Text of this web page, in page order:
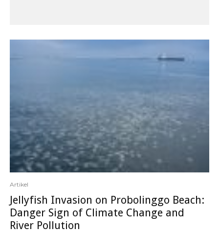
Artikel
Jellyfish Invasion on Probolinggo Beach:
Danger Sign of Climate Change and
River Pollution